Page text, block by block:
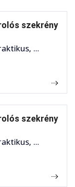
szekrény
...
szekrény
...